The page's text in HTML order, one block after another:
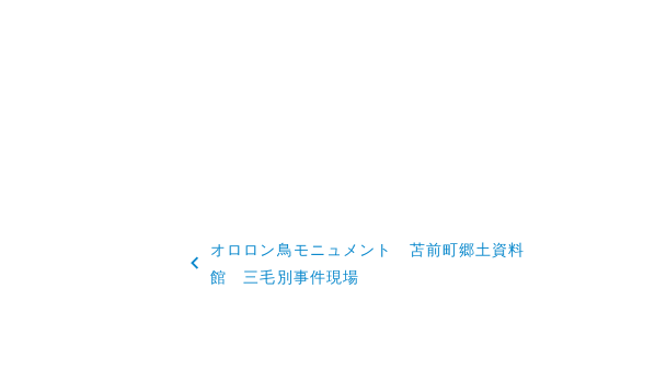
稿
オロロン鳥モニュメント 苫前町郷土資料
館 三毛別事件現場